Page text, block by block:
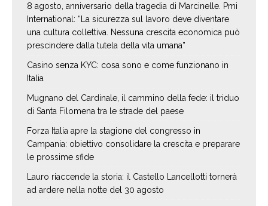
8 agosto, anniversario della tragedia di Marcinelle. Pmi
International: “La sicurezza sul lavoro deve diventare
una cultura collettiva. Nessuna crescita economica può
prescindere dalla tutela della vita umana”
Casino senza KYC: cosa sono e come funzionano in
Italia
Mugnano del Cardinale, il cammino della fede: il triduo
di Santa Filomena tra le strade del paese
Forza Italia apre la stagione del congresso in
Campania: obiettivo consolidare la crescita e preparare
le prossime sfide
Lauro riaccende la storia: il Castello Lancellotti tornerà
ad ardere nella notte del 30 agosto